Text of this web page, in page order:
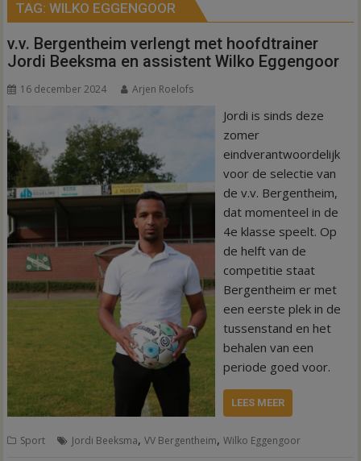
TAG:WILKO EGGENGOOR
v.v. Bergentheim verlengt met hoofdtrainer
Jordi Beeksma en assistent Wilko Eggengoor
16 december 2024 Arjen Roelofs
Jordi is sinds deze
zomer
eindverantwoordelijk
voor de selectie van
de v.v. Bergentheim,
dat momenteel in de
4e klasse speelt. Op
de helft van de
competitie staat
Bergentheim er met
een eerste plek in de
tussenstand en het
behalen van een
periode goed voor.
LEES MEER
Sport Jordi Beeksma,VV Bergentheim,Wilko Eggengoor